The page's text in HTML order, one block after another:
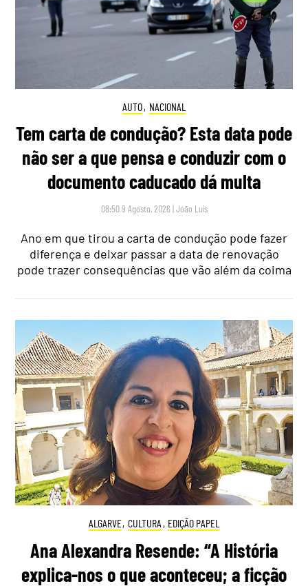
AUTO, NACIONAL
Tem carta de condução? Esta data pode
não ser a que pensa e conduzir com o
documento caducado dá multa
08:50 9 Agosto, 2026 |João Luís
Ano em que tirou a carta de condução pode fazer
diferença e deixar passar a data de renovação
pode trazer consequências que vão além da coima
ALGARVE, CULTURA , EDIÇÃO PAPEL
Ana Alexandra Resende: “A História
explica-nos o que aconteceu; a ficção